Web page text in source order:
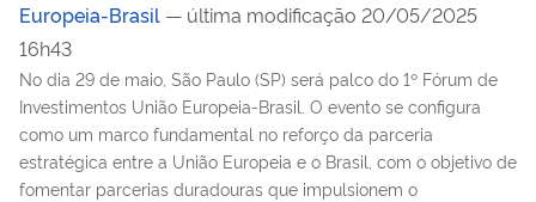
Europeia-Brasil — última modificação 20/05/2025
16h43
No dia 29 de maio, São Paulo (SP) será palco do 1º Fórum de
Investimentos União Europeia-Brasil. O evento se configura
como um marco fundamental no reforço da parceria
estratégica entre a União Europeia e o Brasil, com o objetivo de
fomentar parcerias duradouras que impulsionem o